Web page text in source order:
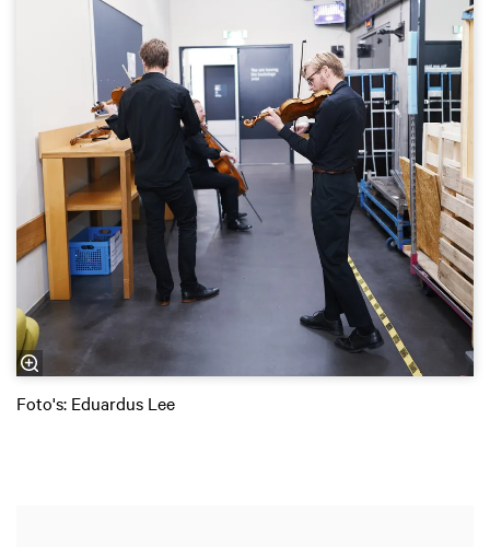
Foto's: Eduardus Lee